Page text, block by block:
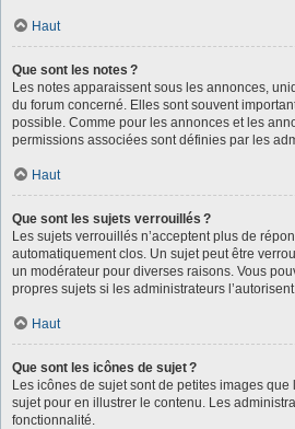
Haut
Que sont les notes ?
Les notes apparaissent sous les annonces,
du forum concerné. Elles sont souvent
possible. Comme pour les annonces et les
permissions associées sont définies par les
Haut
Que sont les sujets verrouillés ?
Les sujets verrouillés n’acceptent plus de
automatiquement clos. Un sujet peut être
un modérateur pour diverses raisons. Vous
propres sujets si les administrateurs
Haut
Que sont les icônes de sujet ?
Les icônes de sujet sont de petites images que
sujet pour en illustrer le contenu. Les
fonctionnalité.